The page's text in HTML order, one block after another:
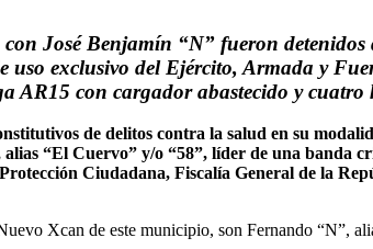
José Benjamín “N” fueron detenidos
uso exclusivo del Ejército, Armada y
AR15 con cargador abastecido y cuatro
de delitos contra la salud en su
“El Cuervo” y/o “58”, líder de una banda
Ciudadana, Fiscalía General de la
Xcan de este municipio, son Fernando “N”,